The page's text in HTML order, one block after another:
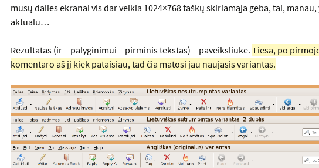
mūsų dalies ekranai vis dar veikia 1024×768 taškų skiriamąja geba, tai,
aktualu…
Rezultatas (ir – palyginimui – pirminis tekstas) – paveiksliuke. Tiesa, po
komentaro aš jį kiek pataisiau, tad čia matosi jau naujasis variantas.